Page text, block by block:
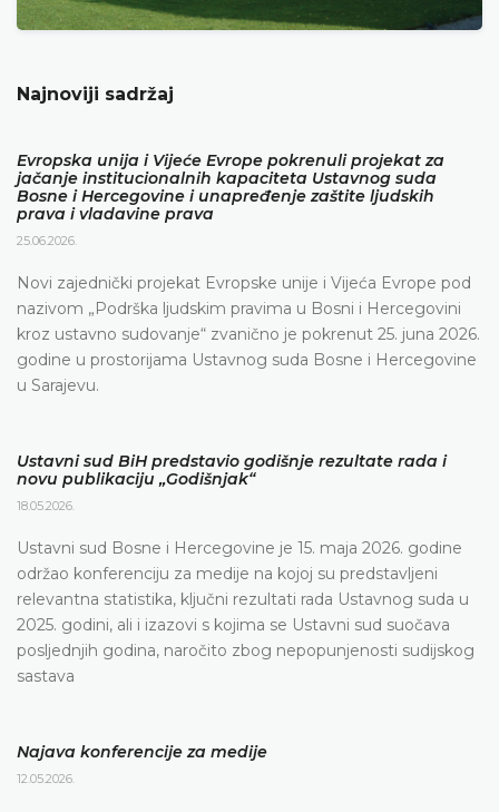
Najnoviji sadržaj
Evropska unija i Vijeće Evrope pokrenuli projekat za
jačanje institucionalnih kapaciteta Ustavnog suda
Bosne i Hercegovine i unapređenje zaštite ljudskih
prava i vladavine prava
25.06.2026.
Novi zajednički projekat Evropske unije i Vijeća Evrope pod
nazivom „Podrška ljudskim pravima u Bosni i Hercegovini
kroz ustavno sudovanje“ zvanično je pokrenut 25. juna 2026.
godine u prostorijama Ustavnog suda Bosne i Hercegovine
u Sarajevu.
Ustavni sud BiH predstavio godišnje rezultate rada i
novu publikaciju „Godišnjak“
18.05.2026.
Ustavni sud Bosne i Hercegovine je 15. maja 2026. godine
održao konferenciju za medije na kojoj su predstavljeni
relevantna statistika, ključni rezultati rada Ustavnog suda u
2025. godini, ali i izazovi s kojima se Ustavni sud suočava
posljednjih godina, naročito zbog nepopunjenosti sudijskog
sastava
Najava konferencije za medije
12.05.2026.